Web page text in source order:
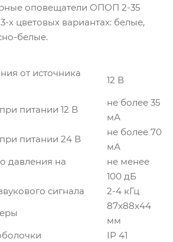
оповещатели ОПОП 2-35
х цветовых вариантах: белые,
белые.
от источника
12 В
питании 12 В
не более 35
мА
питании 24 В
не более 70
мА
давления на
не менее
100 дБ
сигнала
2-4 кГц
87x88х44
мм
IP 41